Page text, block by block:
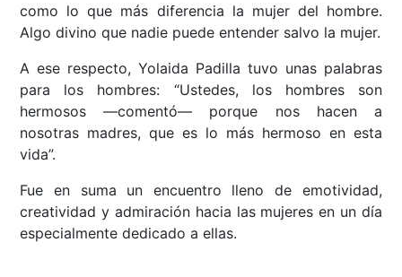
como lo que más diferencia la mujer del hombre.
Algo divino que nadie puede entender salvo la mujer.
A ese respecto, Yolaida Padilla tuvo unas palabras
para los hombres: “Ustedes, los hombres son
hermosos ––comentó–– porque nos hacen a
nosotras madres, que es lo más hermoso en esta
vida”.
Fue en suma un encuentro lleno de emotividad,
creatividad y admiración hacia las mujeres en un día
especialmente dedicado a ellas.